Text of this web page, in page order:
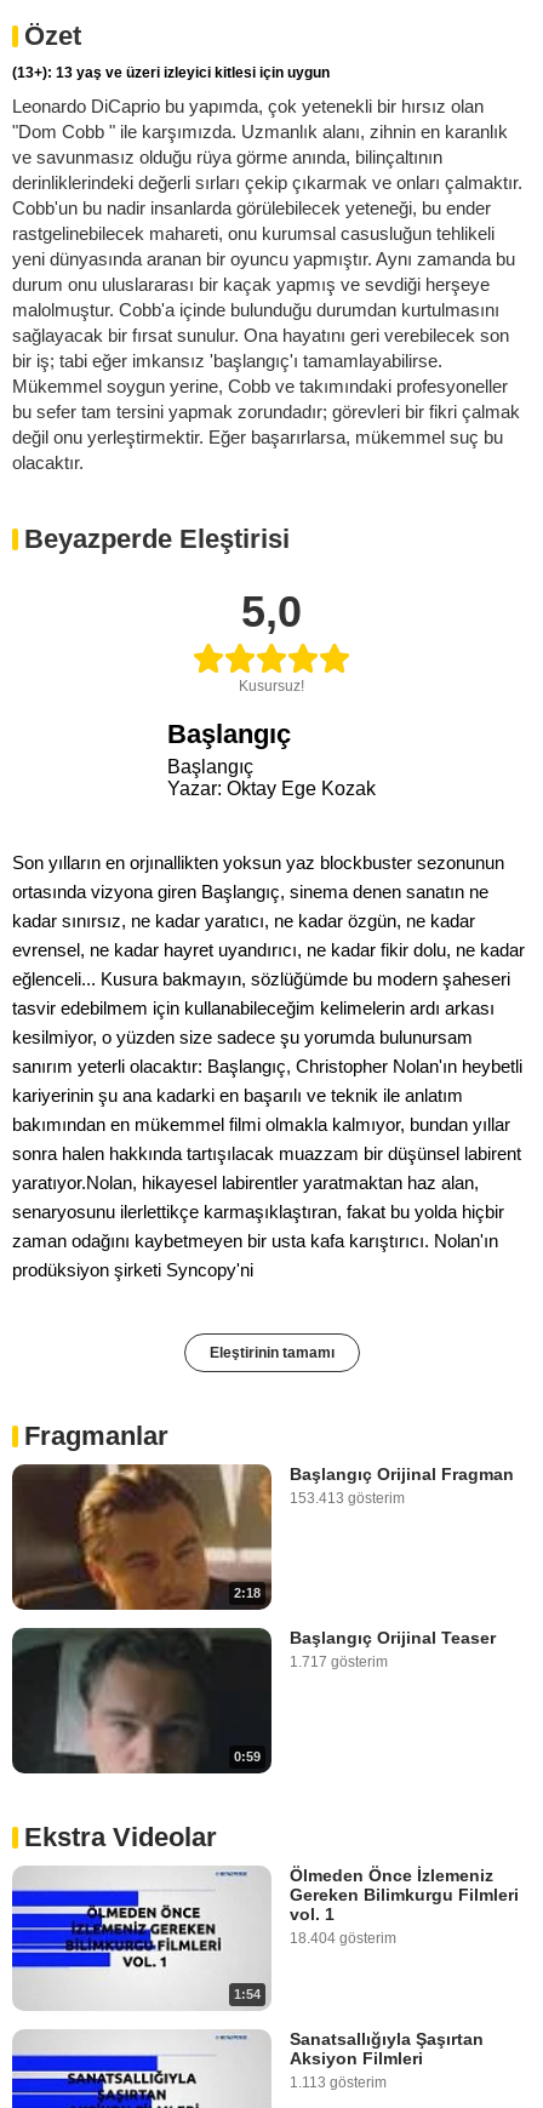
Özet
(13+): 13 yaş ve üzeri izleyici kitlesi için uygun
Leonardo DiCaprio bu yapımda, çok yetenekli bir hırsız olan
"Dom Cobb " ile karşımızda. Uzmanlık alanı, zihnin en karanlık
ve savunmasız olduğu rüya görme anında, bilinçaltının
derinliklerindeki değerli sırları çekip çıkarmak ve onları çalmaktır.
Cobb'un bu nadir insanlarda görülebilecek yeteneği, bu ender
rastgelinebilecek mahareti, onu kurumsal casusluğun tehlikeli
yeni dünyasında aranan bir oyuncu yapmıştır. Aynı zamanda bu
durum onu uluslararası bir kaçak yapmış ve sevdiği herşeye
malolmuştur. Cobb'a içinde bulunduğu durumdan kurtulmasını
sağlayacak bir fırsat sunulur. Ona hayatını geri verebilecek son
bir iş; tabi eğer imkansız 'başlangıç'ı tamamlayabilirse.
Mükemmel soygun yerine, Cobb ve takımındaki profesyoneller
bu sefer tam tersini yapmak zorundadır; görevleri bir fikri çalmak
değil onu yerleştirmektir. Eğer başarırlarsa, mükemmel suç bu
olacaktır.
Beyazperde Eleştirisi
5,0
Kusursuz!
Başlangıç
Başlangıç
Yazar: Oktay Ege Kozak
Son yılların en orjınallikten yoksun yaz blockbuster sezonunun
ortasında vizyona giren Başlangıç, sinema denen sanatın ne
kadar sınırsız, ne kadar yaratıcı, ne kadar özgün, ne kadar
evrensel, ne kadar hayret uyandırıcı, ne kadar fikir dolu, ne kadar
eğlenceli... Kusura bakmayın, sözlüğümde bu modern şaheseri
tasvir edebilmem için kullanabileceğim kelimelerin ardı arkası
kesilmiyor, o yüzden size sadece şu yorumda bulunursam
sanırım yeterli olacaktır: Başlangıç, Christopher Nolan'ın heybetli
kariyerinin şu ana kadarki en başarılı ve teknik ile anlatım
bakımından en mükemmel filmi olmakla kalmıyor, bundan yıllar
sonra halen hakkında tartışılacak muazzam bir düşünsel labirent
yaratıyor.Nolan, hikayesel labirentler yaratmaktan haz alan,
senaryosunu ilerlettikçe karmaşıklaştıran, fakat bu yolda hiçbir
zaman odağını kaybetmeyen bir usta kafa karıştırıcı. Nolan'ın
prodüksiyon şirketi Syncopy'ni
Eleştirinin tamamı
Fragmanlar
2:18
Başlangıç Orijinal Fragman
153.413 gösterim
0:59
Başlangıç Orijinal Teaser
1.717 gösterim
Ekstra Videolar
1:54
Ölmeden Önce İzlemeniz
Gereken Bilimkurgu Filmleri
vol. 1
18.404 gösterim
Sanatsallığıyla Şaşırtan
Aksiyon Filmleri
1.113 gösterim